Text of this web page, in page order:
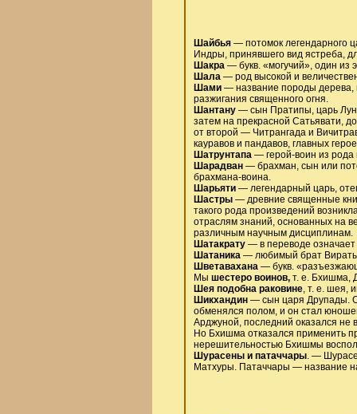
Шайбья— потомок легендарного
Индры, принявшего вид ястреба,
Шакра— букв. «могучий», один из
Шала— род высокой и
Шами— название породы дерева,
разжигания священного огня.
Шантану— сын Пратипы, царь
затем на прекрасной Сатьявати,
от второй — Читрангада и
кауравов и пандавов, главных
Шатрунтапа— герой-воин из рода
Шарадван— брахман, сын или
брахмана-воина.
Шарьяти— легендарный царь,
Шастры— древние священные
такого рода произведений
отраслям знаний, основанных на
различным научным дисциплинам.
Шатакрату— в переводе
Шатаника— любимый брат
Шветавахана— букв.
Мы шестеро воинов,т. е. Бхишма,
Шея подобна раковине, т. е. шея,
Шикхандин— сын царя Друпады.
обменялся полом, и он стал
Арджуной, последний оказался не
Но Бхишма отказался применить
нерешительностью Бхишмы
Шурасены и патаччары. —
Матхуры. Патаччары — название